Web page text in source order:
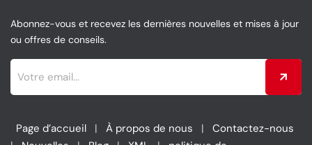
Abonnez-vous et recevez les dernières nouvelles et mises à jour
ou offres de conseils.
Page d’accueil | À propos de nous |
Contactez-nous